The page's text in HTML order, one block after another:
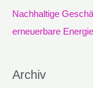
Nachhaltige
erneuerbare
Archiv